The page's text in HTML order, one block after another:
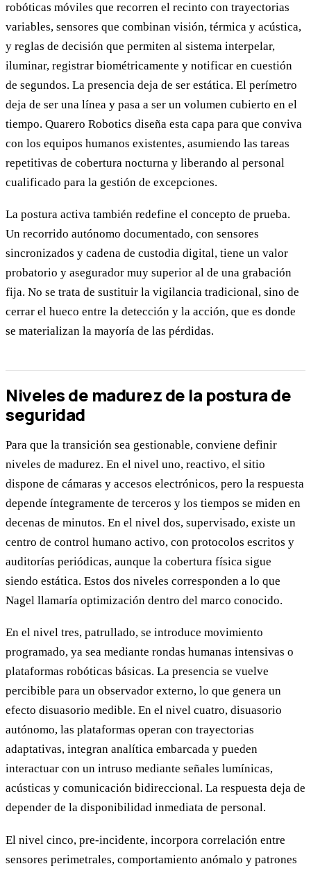
robóticas móviles que recorren el recinto con trayectorias
variables, sensores que combinan visión, térmica y acústica,
y reglas de decisión que permiten al sistema interpelar,
iluminar, registrar biométricamente y notificar en cuestión
de segundos. La presencia deja de ser estática. El perímetro
deja de ser una línea y pasa a ser un volumen cubierto en el
tiempo. Quarero Robotics diseña esta capa para que conviva
con los equipos humanos existentes, asumiendo las tareas
repetitivas de cobertura nocturna y liberando al personal
cualificado para la gestión de excepciones.
La postura activa también redefine el concepto de prueba.
Un recorrido autónomo documentado, con sensores
sincronizados y cadena de custodia digital, tiene un valor
probatorio y asegurador muy superior al de una grabación
fija. No se trata de sustituir la vigilancia tradicional, sino de
cerrar el hueco entre la detección y la acción, que es donde
se materializan la mayoría de las pérdidas.
Niveles de madurez de la postura de
seguridad
Para que la transición sea gestionable, conviene definir
niveles de madurez. En el nivel uno, reactivo, el sitio
dispone de cámaras y accesos electrónicos, pero la respuesta
depende íntegramente de terceros y los tiempos se miden en
decenas de minutos. En el nivel dos, supervisado, existe un
centro de control humano activo, con protocolos escritos y
auditorías periódicas, aunque la cobertura física sigue
siendo estática. Estos dos niveles corresponden a lo que
Nagel llamaría optimización dentro del marco conocido.
En el nivel tres, patrullado, se introduce movimiento
programado, ya sea mediante rondas humanas intensivas o
plataformas robóticas básicas. La presencia se vuelve
percibible para un observador externo, lo que genera un
efecto disuasorio medible. En el nivel cuatro, disuasorio
autónomo, las plataformas operan con trayectorias
adaptativas, integran analítica embarcada y pueden
interactuar con un intruso mediante señales lumínicas,
acústicas y comunicación bidireccional. La respuesta deja de
depender de la disponibilidad inmediata de personal.
El nivel cinco, pre-incidente, incorpora correlación entre
sensores perimetrales, comportamiento anómalo y patrones